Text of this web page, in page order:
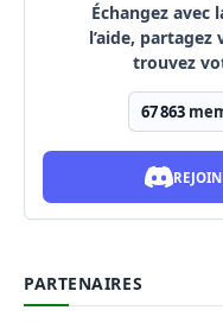
Échangez
l’aide,
trouvez
67 863
PARTENAIRES